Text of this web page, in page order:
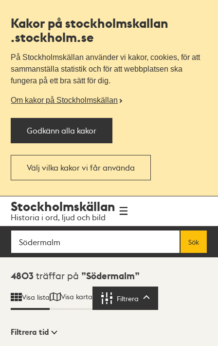
Kakor på stockholmskallan
.stockholm.se
På Stockholmskällan använder vi kakor, cookies, för att
sammanställa statistik och för att webbplatsen ska
fungera på ett bra sätt för dig.
Om kakor på Stockholmskällan
Godkänn alla kakor
Välj vilka kakor vi får använda
navigationen
huvudinnehållet
Stockholmskällan
Historia i ord, ljud och bild
Sök
Sök
Sökresultat
4803 träffar på Södermalm
Visa lista Visa karta Filtrera
Filtrera tid